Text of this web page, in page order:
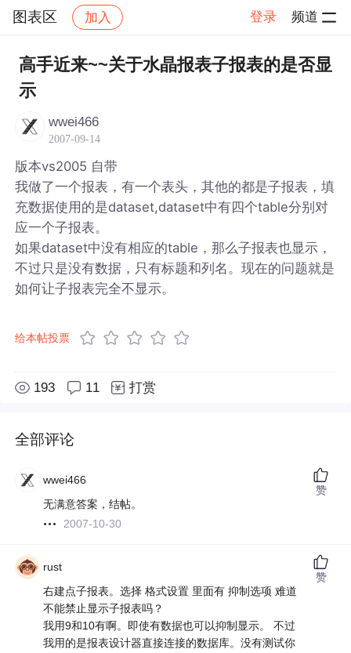
图表区 加入 登录 频道
社区 图表区 帖子详情
高手近来~~关于水晶报表子报表的是否显
示
wwei466
2007-09-14
版本vs2005 自带
我做了一个报表，有一个表头，其他的都是子报表，填
充数据使用的是dataset,dataset中有四个table分别对
应一个子报表。
如果dataset中没有相应的table，那么子报表也显示，
不过只是没有数据，只有标题和列名。现在的问题就是
如何让子报表完全不显示。
给本帖投票
193 11 打赏
全部评论
wwei466
无满意答案，结帖。
2007-10-30
赞
rust
右建点子报表。选择 格式设置 里面有 抑制选项 难道
不能禁止显示子报表吗？
我用9和10有啊。即使有数据也可以抑制显示。 不过
我用的是报表设计器直接连接的数据库。没有测试你
赞